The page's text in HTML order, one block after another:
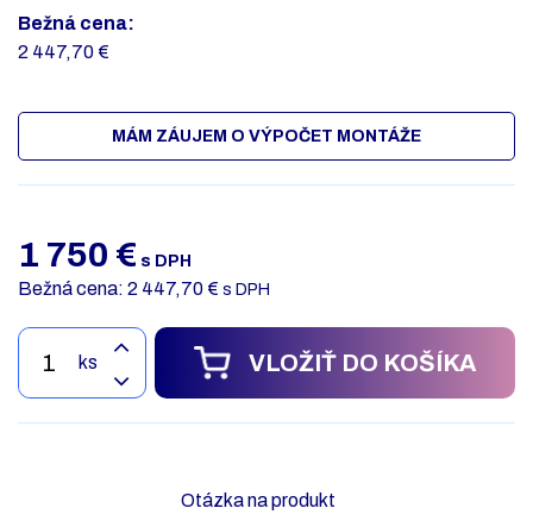
Bežná cena:
2 447,70 €
MÁM ZÁUJEM O VÝPOČET MONTÁŽE
1 750 € s DPH
Bežná cena: 2 447,70 € s DPH
ks VLOŽIŤ DO KOŠÍKA
Otázka na produkt